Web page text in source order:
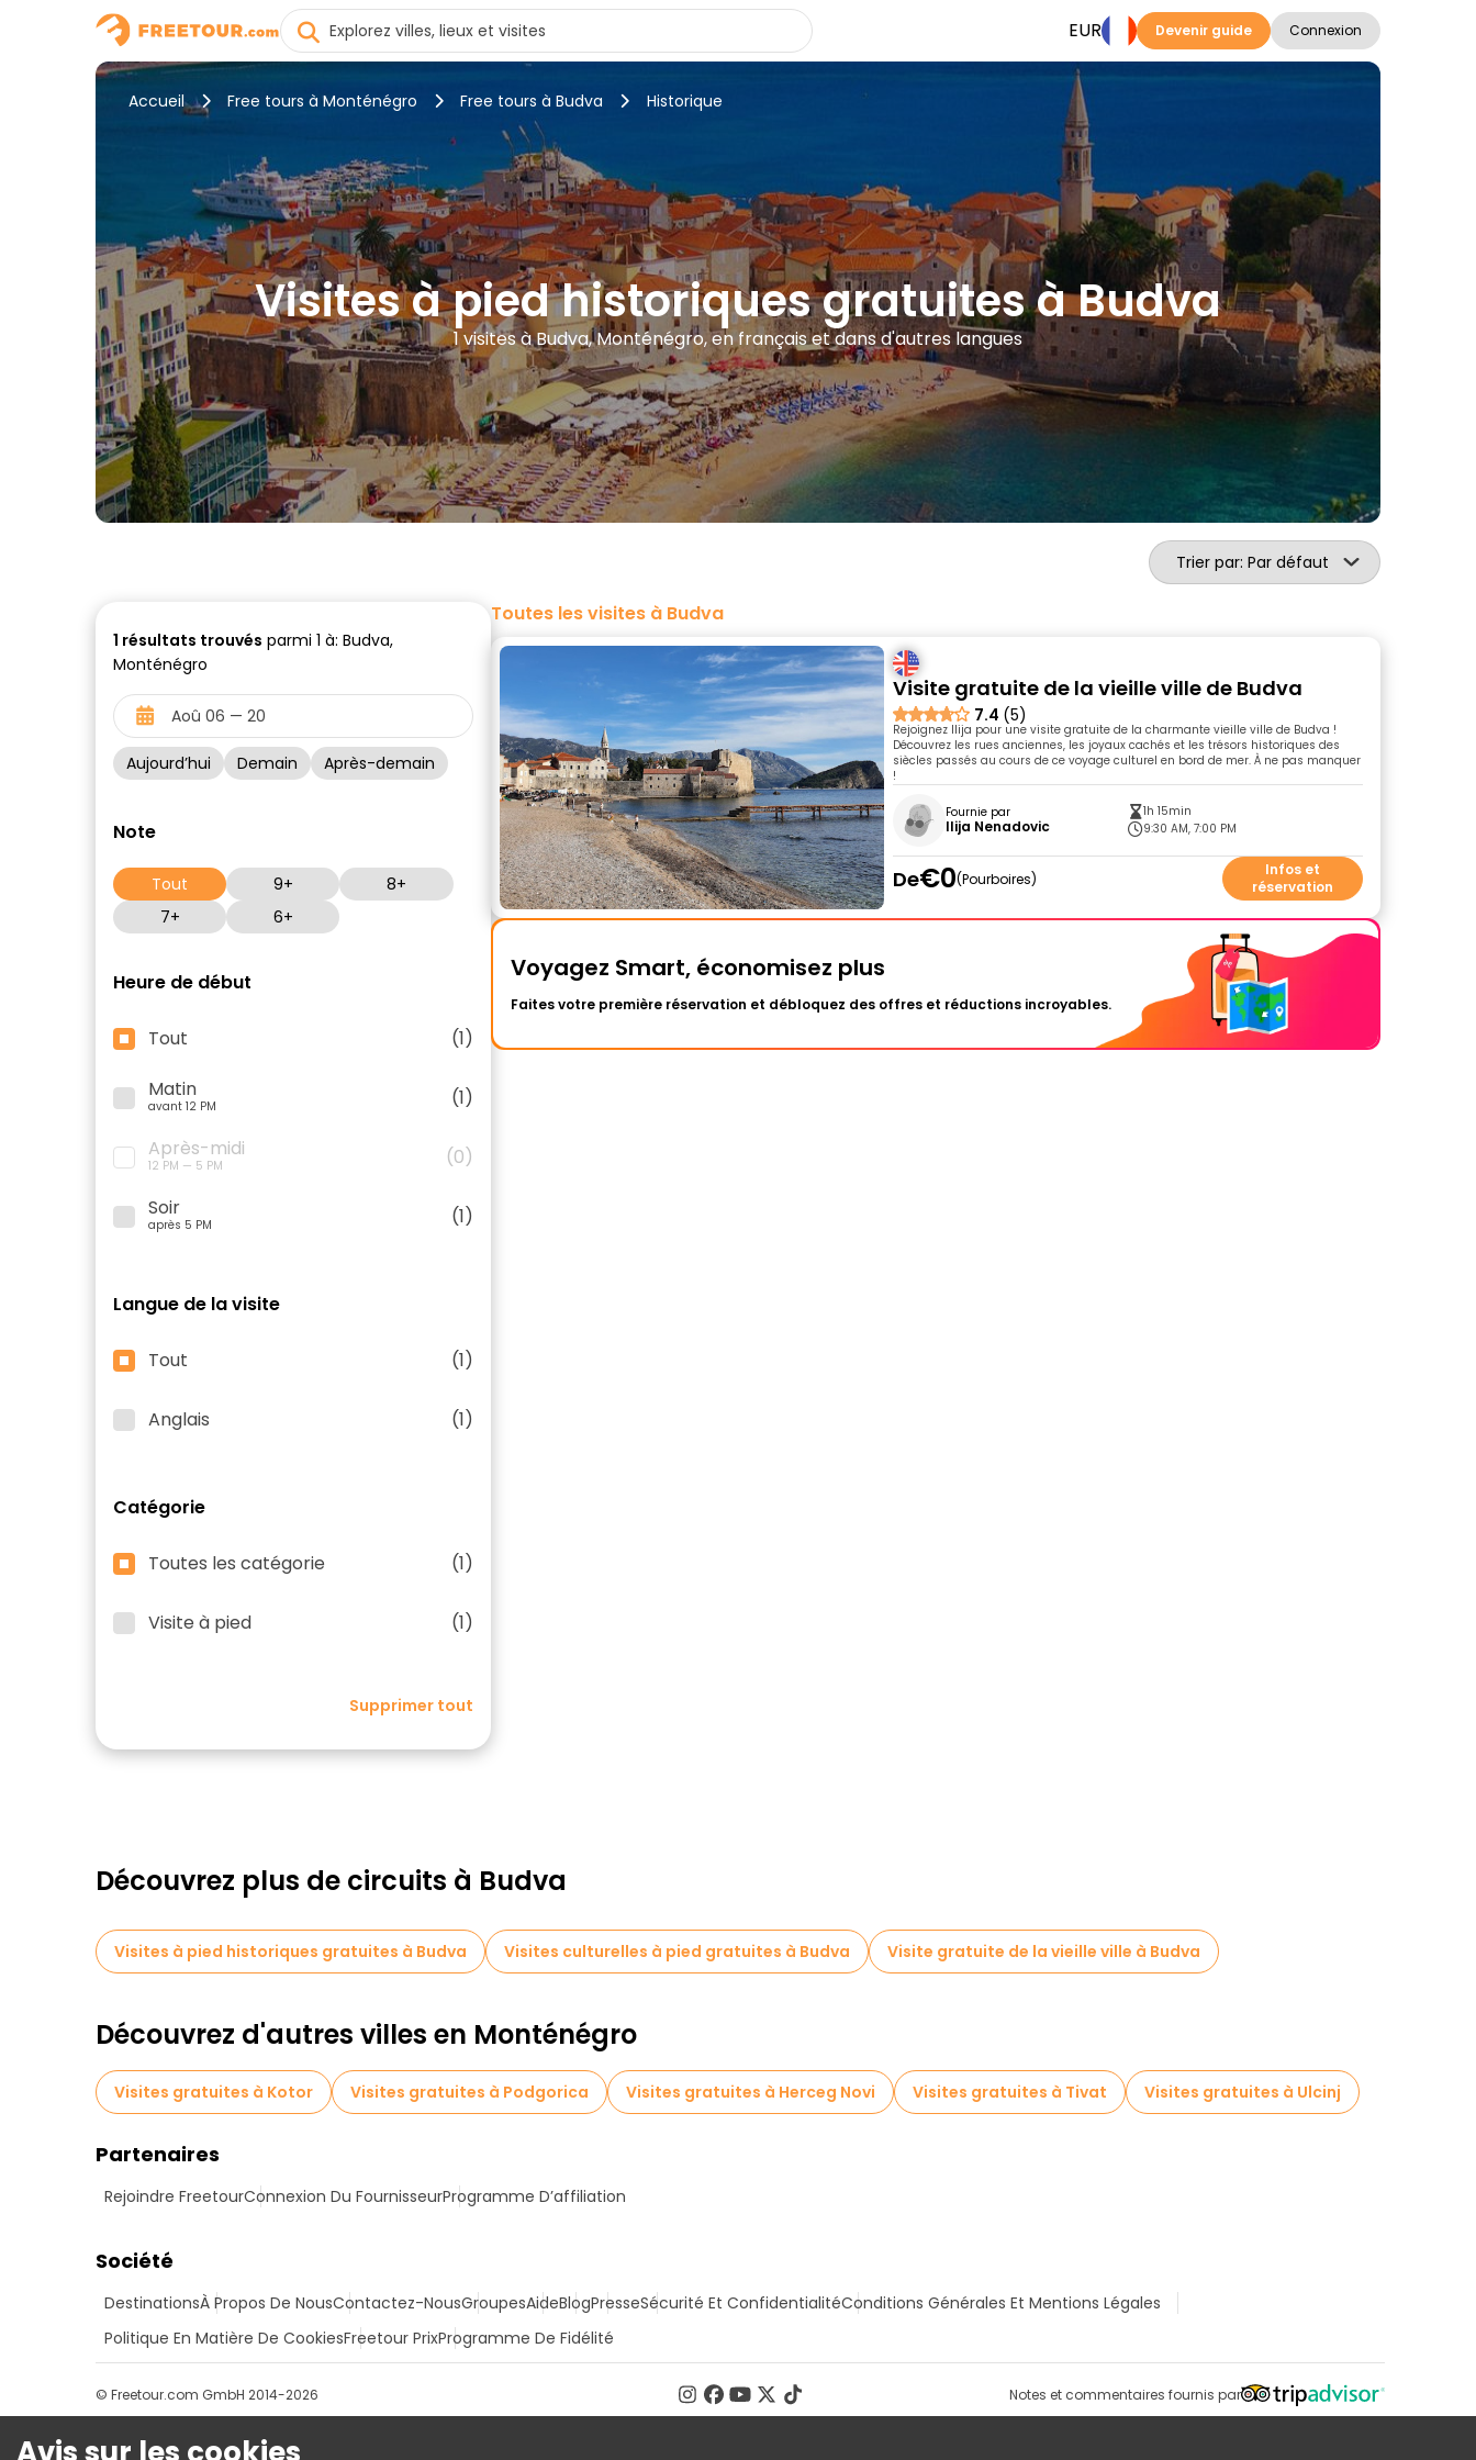
EUR Devenir guide Connexion
Accueil Free tours à Monténégro Free tours à Budva Historique
Visites à pied historiques gratuites à Budva
1 visites à Budva, Monténégro, en français et dans d'autres langues
Trier par: Par défaut
1 résultats trouvés parmi 1 à: Budva,
Monténégro
Aujourd’hui Demain Après-demain
Note
Tout 9+
8+
7+
6+
Heure de début
Tout
(1)
Matin
avant 12 PM
(1)
Après-midi
12 PM — 5 PM
(0)
Soir
après 5 PM (1)
Langue de la visite
Tout (1)
Anglais (1)
Catégorie
Toutes les catégorie (1)
Visite à pied (1)
Supprimer tout
Toutes les visites à Budva
Visite gratuite de la vieille ville de Budva
7.4 (5)
Rejoignez Ilija pour une visite gratuite de la charmante vieille ville de Budva !
Découvrez les rues anciennes, les joyaux cachés et les trésors historiques des
siècles passés au cours de ce voyage culturel en bord de mer. À ne pas manquer
!
Fournie par
Ilija Nenadovic
1h 15min
9:30 AM, 7:00 PM
De€0 Pourboires
Infos et
réservation
Voyagez Smart, économisez plus
Faites votre première réservation et débloquez des offres et réductions incroyables.
Découvrez plus de circuits à Budva
Visites à pied historiques gratuites à Budva Visites culturelles à pied gratuites à Budva Visite gratuite de la vieille ville à Budva
Découvrez d'autres villes en Monténégro
Visites gratuites à Kotor Visites gratuites à Podgorica Visites gratuites à Herceg Novi Visites gratuites à Tivat Visites gratuites à Ulcinj
Partenaires
Rejoindre FreetourConnexion Du FournisseurProgramme D’affiliation
Société
DestinationsÀ Propos De NousContactez-NousGroupesAideBlogPresseSécurité Et ConfidentialitéConditions Générales Et Mentions Légales
Politique En Matière De CookiesFreetour PrixProgramme De Fidélité
Notes et commentaires fournis par
© Freetour.com GmbH 2014-2026